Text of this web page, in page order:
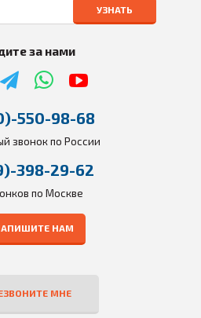
УЗНАТЬ
за нами
550-98-68
звонок по России
398-29-62
по Москве
НАМ
МНЕ